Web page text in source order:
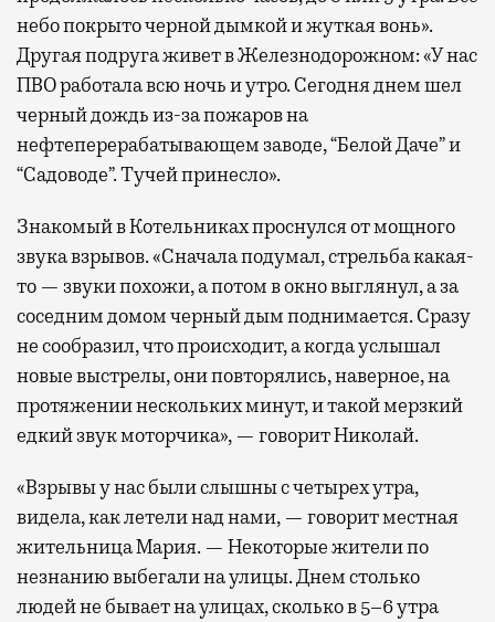
небо покрыто черной дымкой и жуткая вонь».
Другая подруга живет в Железнодорожном: «У нас
ПВО работала всю ночь и утро. Сегодня днем шел
черный дождь из-за пожаров на
нефтеперерабатывающем заводе, “Белой Даче” и
“Садоводе”. Тучей принесло».
Знакомый в Котельниках проснулся от мощного
звука взрывов. «Сначала подумал, стрельба какая-
то — звуки похожи, а потом в окно выглянул, а за
соседним домом черный дым поднимается. Сразу
не сообразил, что происходит, а когда услышал
новые выстрелы, они повторялись, наверное, на
протяжении нескольких минут, и такой мерзкий
едкий звук моторчика», — говорит Николай.
«Взрывы у нас были слышны с четырех утра,
видела, как летели над нами, — говорит местная
жительница Мария. — Некоторые жители по
незнанию выбегали на улицы. Днем столько
людей не бывает на улицах, сколько в 5–6 утра